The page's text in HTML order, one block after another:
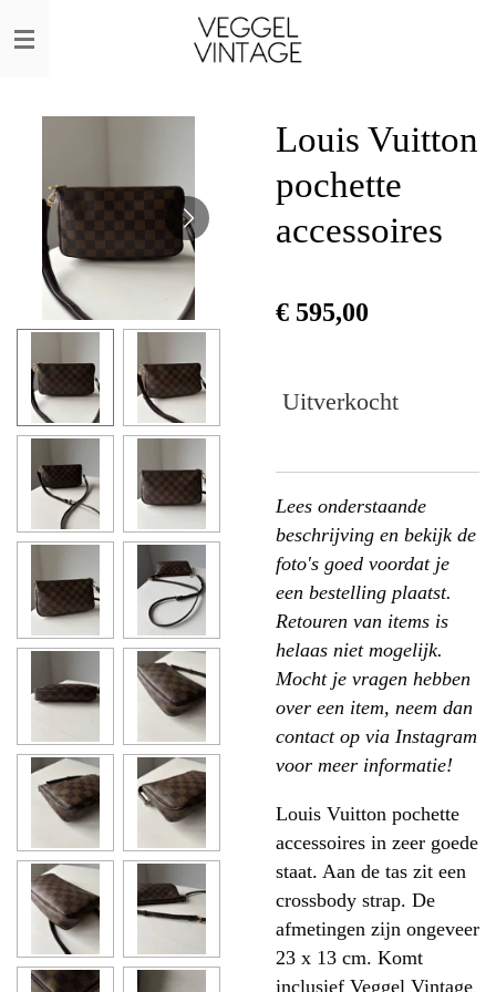
Ga
direct
Louis Vuitton
pochette
accessoires
€ 595,00
Uitverkocht
Lees onderstaande
beschrijving en bekijk de
foto's goed voordat je
een bestelling plaatst.
Retouren van items is
helaas niet mogelijk.
Mocht je vragen hebben
over een item, neem dan
contact op via Instagram
voor meer informatie!
Louis Vuitton pochette
accessoires in zeer goede
staat. Aan de tas zit een
crossbody strap. De
afmetingen zijn ongeveer
23 x 13 cm. Komt
inclusief Veggel Vintage